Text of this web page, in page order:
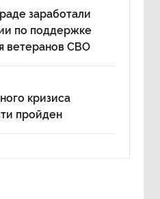
заработали
по поддержке
ветеранов СВО
кризиса
пройден